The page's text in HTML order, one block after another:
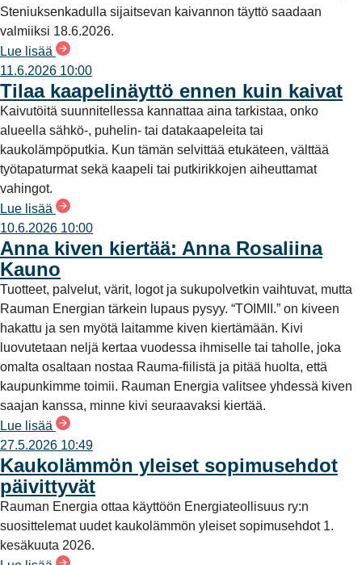
Steniuksenkadulla sijaitsevan kaivannon täyttö saadaan
valmiiksi 18.6.2026.
Lue lisää
11.6.2026 10:00
Tilaa kaapelinäyttö ennen kuin kaivat
Kaivutöitä suunnitellessa kannattaa aina tarkistaa, onko
alueella sähkö-, puhelin- tai datakaapeleita tai
kaukolämpöputkia. Kun tämän selvittää etukäteen, välttää
työtapaturmat sekä kaapeli tai putkirikkojen aiheuttamat
vahingot.
Lue lisää
10.6.2026 10:00
Anna kiven kiertää: Anna Rosaliina
Kauno
Tuotteet, palvelut, värit, logot ja sukupolvetkin vaihtuvat, mutta
Rauman Energian tärkein lupaus pysyy. “TOIMII.” on kiveen
hakattu ja sen myötä laitamme kiven kiertämään. Kivi
luovutetaan neljä kertaa vuodessa ihmiselle tai taholle, joka
omalta osaltaan nostaa Rauma-fiilistä ja pitää huolta, että
kaupunkimme toimii. Rauman Energia valitsee yhdessä kiven
saajan kanssa, minne kivi seuraavaksi kiertää.
Lue lisää
27.5.2026 10:49
Kaukolämmön yleiset sopimusehdot
päivittyvät
Rauman Energia ottaa käyttöön Energiateollisuus ry:n
suosittelemat uudet kaukolämmön yleiset sopimusehdot 1.
kesäkuuta 2026.